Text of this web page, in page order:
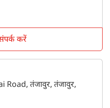
करें
तंजावुर, तंजावुर,